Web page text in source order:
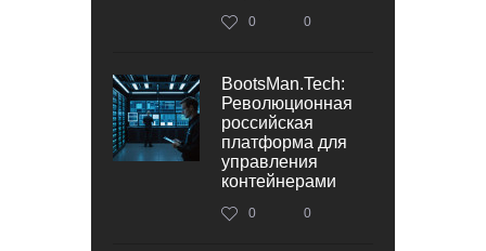
0 0
BootsMan.Tech:
Революционная
российская
платформа для
управления
контейнерами
0 0